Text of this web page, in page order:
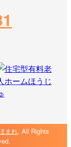
まれ. All Rights